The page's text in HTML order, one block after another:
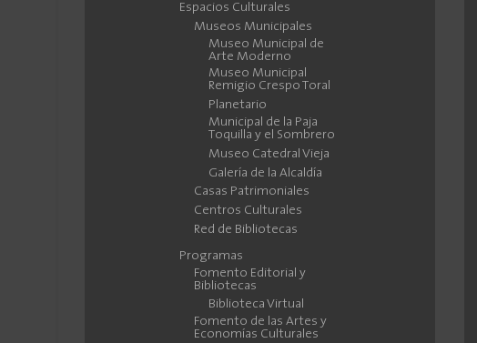
Espacios Culturales
Museos Municipales
Museo Municipal de
Arte Moderno
Museo Municipal
Remigio Crespo Toral
Planetario
Municipal de la Paja
Toquilla y el Sombrero
Museo Catedral Vieja
Galería de la Alcaldía
Casas Patrimoniales
Centros Culturales
Red de Bibliotecas
Programas
Fomento Editorial y
Bibliotecas
Biblioteca Virtual
Fomento de las Artes y
Economías Culturales